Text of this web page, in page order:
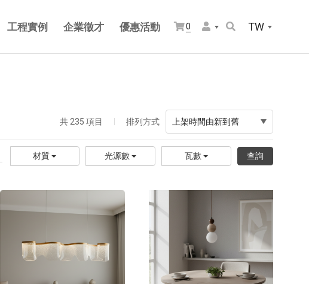
工程實例 企業徵才 優惠活動 0 TW
共 235 項目 排列方式 上架時間由新到舊
材質 光源數 瓦數 查詢